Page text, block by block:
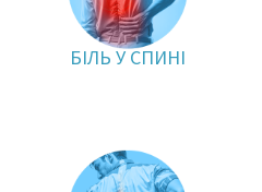
БІЛЬ У СПИНІ